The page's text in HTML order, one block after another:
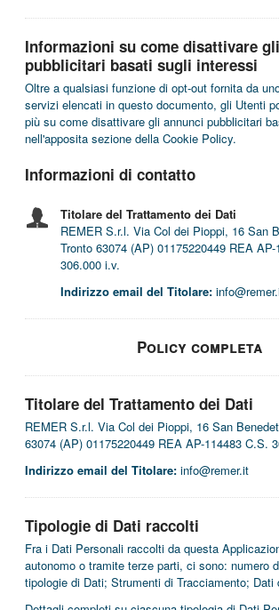
Informazioni su come disattivare
pubblicitari basati sugli interessi
Oltre a qualsiasi funzione di opt-out fornita da
servizi elencati in questo documento, gli Utenti
più su come disattivare gli annunci pubblicitari
nell'apposita sezione della Cookie Policy.
Informazioni di contatto
Titolare del Trattamento dei Dati
REMER S.r.l. Via Col dei Pioppi, 16 San
Tronto 63074 (AP) 01175220449 REA
306.000 i.v.
Indirizzo email del Titolare:
Policy completa
Titolare del Trattamento dei Dati
REMER S.r.l. Via Col dei Pioppi, 16 San
63074 (AP) 01175220449 REA AP-114483 C.S.
Indirizzo email del Titolare: info@remer.it
Tipologie di Dati raccolti
Fra i Dati Personali raccolti da questa
autonomo o tramite terze parti, ci sono: numero
tipologie di Dati; Strumenti di Tracciamento; Dati